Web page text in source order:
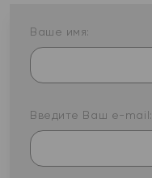
Ваше имя:
Введите Ваш e-mail: